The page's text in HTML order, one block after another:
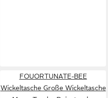
FOUORTUNATE-BEE
Wickeltasche Große Wickeltasche